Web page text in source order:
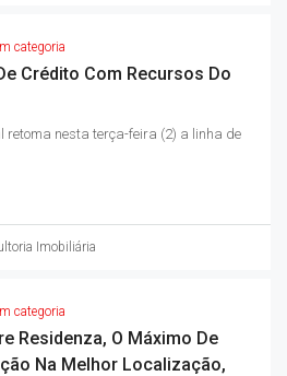
categoria
Crédito Com Recursos Do
retoma nesta terça-feira (2) a linha de
Imobiliária
categoria
Residenza, O Máximo De
Na Melhor Localização,